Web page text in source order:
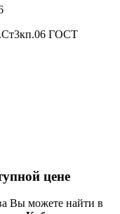
ГОСТ
цене
Вы можете найти в